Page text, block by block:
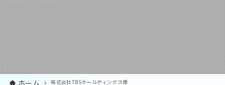
ホーム 株式会社TBSホールディングス様